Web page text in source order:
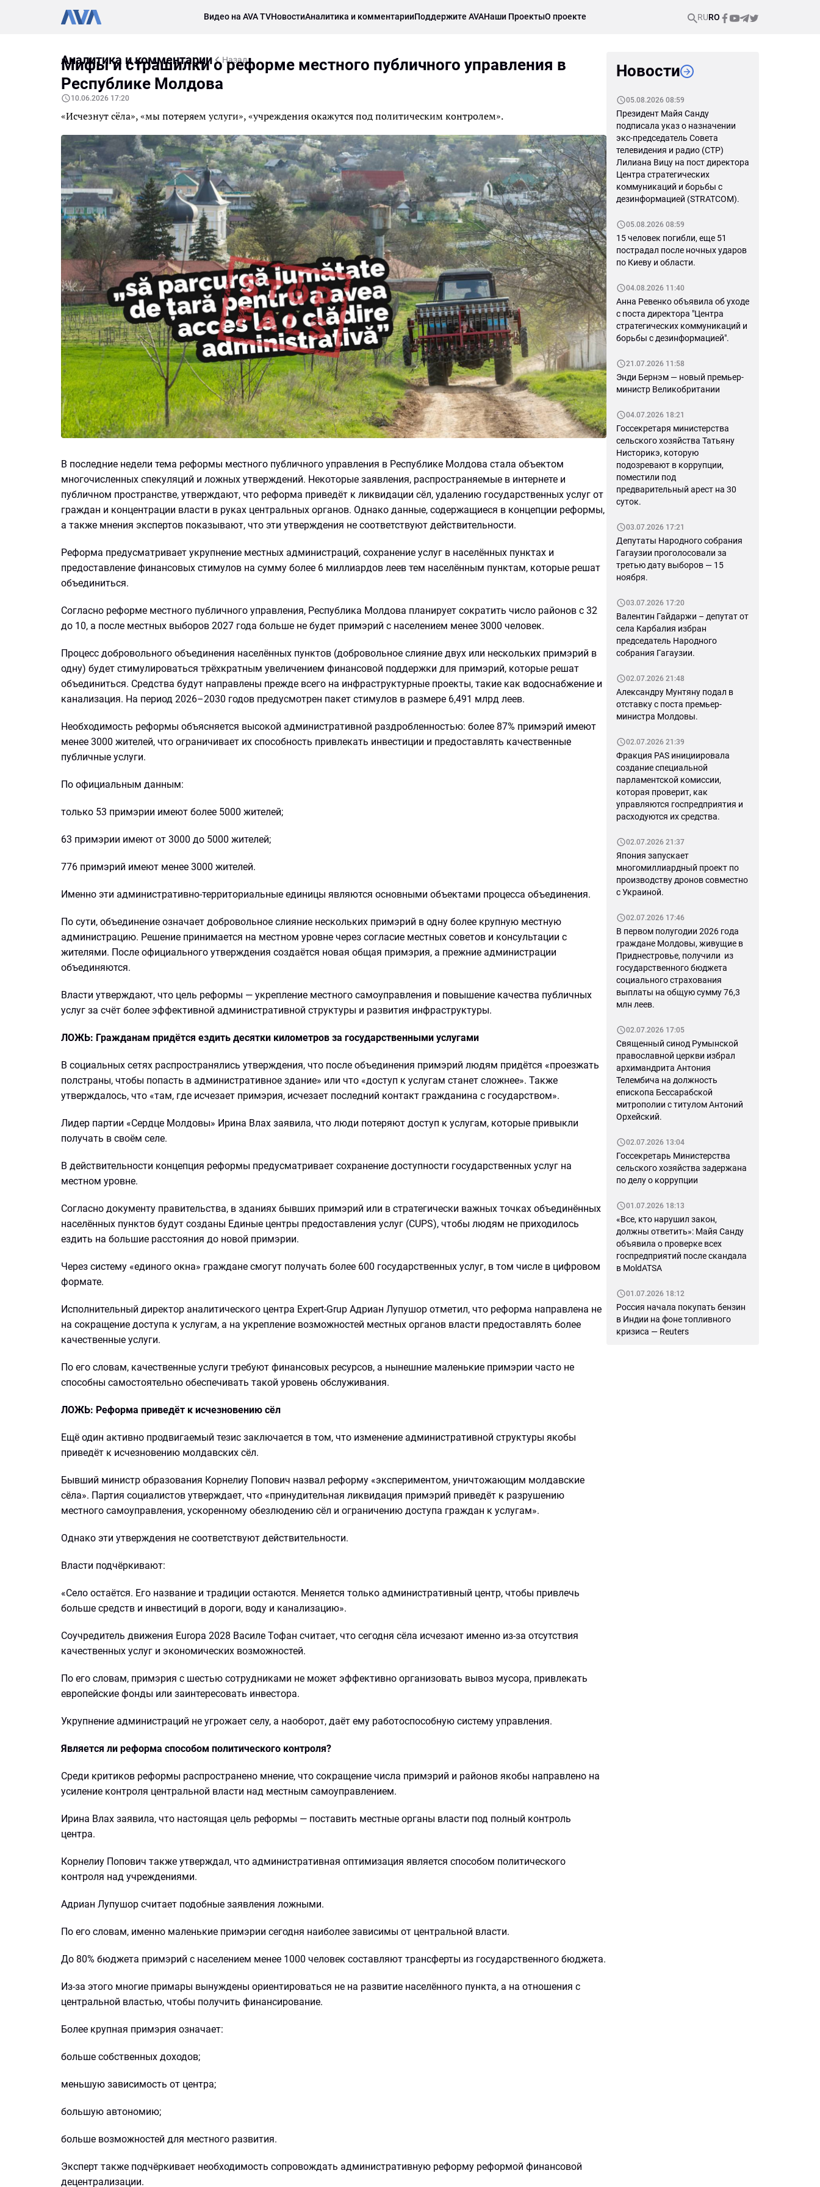
Видео на AVA TVНовостиАналитика и комментарииПоддержите AVAНаши ПроектыО проекте RURO
Аналитика и комментарии Назад
Мифы и страшилки о реформе местного публичного управления в
Республике Молдова
10.06.2026 17:20
«Исчезнут сёла», «мы потеряем услуги», «учреждения окажутся под политическим контролем».
В последние недели тема реформы местного публичного управления в Республике Молдова стала объектом
многочисленных спекуляций и ложных утверждений. Некоторые заявления, распространяемые в интернете и
публичном пространстве, утверждают, что реформа приведёт к ликвидации сёл, удалению государственных услуг от
граждан и концентрации власти в руках центральных органов. Однако данные, содержащиеся в концепции реформы,
а также мнения экспертов показывают, что эти утверждения не соответствуют действительности.
Реформа предусматривает укрупнение местных администраций, сохранение услуг в населённых пунктах и
предоставление финансовых стимулов на сумму более 6 миллиардов леев тем населённым пунктам, которые решат
объединиться.
Согласно реформе местного публичного управления, Республика Молдова планирует сократить число районов с 32
до 10, а после местных выборов 2027 года больше не будет примэрий с населением менее 3000 человек.
Процесс добровольного объединения населённых пунктов (добровольное слияние двух или нескольких примэрий в
одну) будет стимулироваться трёхкратным увеличением финансовой поддержки для примэрий, которые решат
объединиться. Средства будут направлены прежде всего на инфраструктурные проекты, такие как водоснабжение и
канализация. На период 2026–2030 годов предусмотрен пакет стимулов в размере 6,491 млрд леев.
Необходимость реформы объясняется высокой административной раздробленностью: более 87% примэрий имеют
менее 3000 жителей, что ограничивает их способность привлекать инвестиции и предоставлять качественные
публичные услуги.
По официальным данным:
только 53 примэрии имеют более 5000 жителей;
63 примэрии имеют от 3000 до 5000 жителей;
776 примэрий имеют менее 3000 жителей.
Именно эти административно-территориальные единицы являются основными объектами процесса объединения.
По сути, объединение означает добровольное слияние нескольких примэрий в одну более крупную местную
администрацию. Решение принимается на местном уровне через согласие местных советов и консультации с
жителями. После официального утверждения создаётся новая общая примэрия, а прежние администрации
объединяются.
Власти утверждают, что цель реформы — укрепление местного самоуправления и повышение качества публичных
услуг за счёт более эффективной административной структуры и развития инфраструктуры.
ЛОЖЬ: Гражданам придётся ездить десятки километров за государственными услугами
В социальных сетях распространялись утверждения, что после объединения примэрий людям придётся «проезжать
полстраны, чтобы попасть в административное здание» или что «доступ к услугам станет сложнее». Также
утверждалось, что «там, где исчезает примэрия, исчезает последний контакт гражданина с государством».
Лидер партии «Сердце Молдовы» Ирина Влах заявила, что люди потеряют доступ к услугам, которые привыкли
получать в своём селе.
В действительности концепция реформы предусматривает сохранение доступности государственных услуг на
местном уровне.
Согласно документу правительства, в зданиях бывших примэрий или в стратегически важных точках объединённых
населённых пунктов будут созданы Единые центры предоставления услуг (CUPS), чтобы людям не приходилось
ездить на большие расстояния до новой примэрии.
Через систему «единого окна» граждане смогут получать более 600 государственных услуг, в том числе в цифровом
формате.
Исполнительный директор аналитического центра Expert-Grup Адриан Лупушор отметил, что реформа направлена не
на сокращение доступа к услугам, а на укрепление возможностей местных органов власти предоставлять более
качественные услуги.
По его словам, качественные услуги требуют финансовых ресурсов, а нынешние маленькие примэрии часто не
способны самостоятельно обеспечивать такой уровень обслуживания.
ЛОЖЬ: Реформа приведёт к исчезновению сёл
Ещё один активно продвигаемый тезис заключается в том, что изменение административной структуры якобы
приведёт к исчезновению молдавских сёл.
Бывший министр образования Корнелиу Попович назвал реформу «экспериментом, уничтожающим молдавские
сёла». Партия социалистов утверждает, что «принудительная ликвидация примэрий приведёт к разрушению
местного самоуправления, ускоренному обезлюдению сёл и ограничению доступа граждан к услугам».
Однако эти утверждения не соответствуют действительности.
Власти подчёркивают:
«Село остаётся. Его название и традиции остаются. Меняется только административный центр, чтобы привлечь
больше средств и инвестиций в дороги, воду и канализацию».
Соучредитель движения Europa 2028 Василе Тофан считает, что сегодня сёла исчезают именно из-за отсутствия
качественных услуг и экономических возможностей.
По его словам, примэрия с шестью сотрудниками не может эффективно организовать вывоз мусора, привлекать
европейские фонды или заинтересовать инвестора.
Укрупнение администраций не угрожает селу, а наоборот, даёт ему работоспособную систему управления.
Является ли реформа способом политического контроля?
Среди критиков реформы распространено мнение, что сокращение числа примэрий и районов якобы направлено на
усиление контроля центральной власти над местным самоуправлением.
Ирина Влах заявила, что настоящая цель реформы — поставить местные органы власти под полный контроль
центра.
Корнелиу Попович также утверждал, что административная оптимизация является способом политического
контроля над учреждениями.
Адриан Лупушор считает подобные заявления ложными.
По его словам, именно маленькие примэрии сегодня наиболее зависимы от центральной власти.
До 80% бюджета примэрий с населением менее 1000 человек составляют трансферты из государственного бюджета.
Из-за этого многие примары вынуждены ориентироваться не на развитие населённого пункта, а на отношения с
центральной властью, чтобы получить финансирование.
Более крупная примэрия означает:
больше собственных доходов;
меньшую зависимость от центра;
большую автономию;
больше возможностей для местного развития.
Эксперт также подчёркивает необходимость сопровождать административную реформу реформой финансовой
децентрализации.
Новости
05.08.2026 08:59
Президент Майя Санду
подписала указ о назначении
экс-председатель Совета
телевидения и радио (СТР)
Лилиана Вицу на пост директора
Центра стратегических
коммуникаций и борьбы с
дезинформацией (STRATCOM).
05.08.2026 08:59
15 человек погибли, еще 51
пострадал после ночных ударов
по Киеву и области.
04.08.2026 11:40
Анна Ревенко объявила об уходе
с поста директора "Центра
стратегических коммуникаций и
борьбы с дезинформацией".
21.07.2026 11:58
Энди Бернэм — новый премьер-
министр Великобритании
04.07.2026 18:21
Госсекретаря министерства
сельского хозяйства Татьяну
Нисторикэ, которую
подозревают в коррупции,
поместили под
предварительный арест на 30
суток.
03.07.2026 17:21
Депутаты Народного собрания
Гагаузии проголосовали за
третью дату выборов — 15
ноября.
03.07.2026 17:20
Валентин Гайдаржи – депутат от
села Карбалия избран
председатель Народного
собрания Гагаузии.
02.07.2026 21:48
Александру Мунтяну подал в
отставку с поста премьер-
министра Молдовы.
02.07.2026 21:39
Фракция PAS инициировала
создание специальной
парламентской комиссии,
которая проверит, как
управляются госпредприятия и
расходуются их средства.
02.07.2026 21:37
Япония запускает
многомиллиардный проект по
производству дронов совместно
с Украиной.
02.07.2026 17:46
В первом полугодии 2026 года
граждане Молдовы, живущие в
Приднестровье, получили из
государственного бюджета
социального страхования
выплаты на общую сумму 76,3
млн леев.
02.07.2026 17:05
Священный синод Румынской
православной церкви избрал
архимандрита Антония
Телембича на должность
епископа Бессарабской
митрополии с титулом Антоний
Орхейский.
02.07.2026 13:04
Госсекретарь Министерства
сельского хозяйства задержана
по делу о коррупции
01.07.2026 18:13
«Все, кто нарушил закон,
должны ответить»: Майя Санду
объявила о проверке всех
госпредприятий после скандала
в MoldATSA
01.07.2026 18:12
Россия начала покупать бензин
в Индии на фоне топливного
кризиса — Reuters